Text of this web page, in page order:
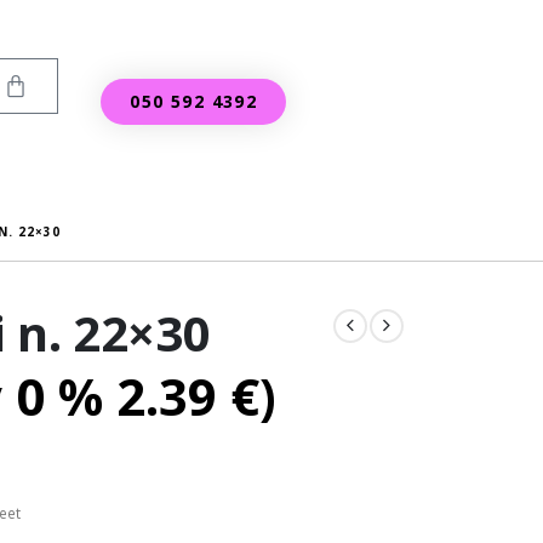
050 592 4392
22×30
22×30
% 2.39 €)